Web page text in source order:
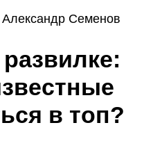
Александр Семенов
в топ?